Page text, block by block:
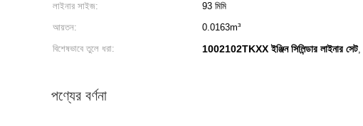
লাইনার সাইজ:
93 মিমি
আয়তন:
0.0163m³
বিশেষভাবে তুলে ধরা:
1002102TKXX ইঞ্জিন সিলিন্ডার লাইনার সেট,
পণ্যের বর্ণনা